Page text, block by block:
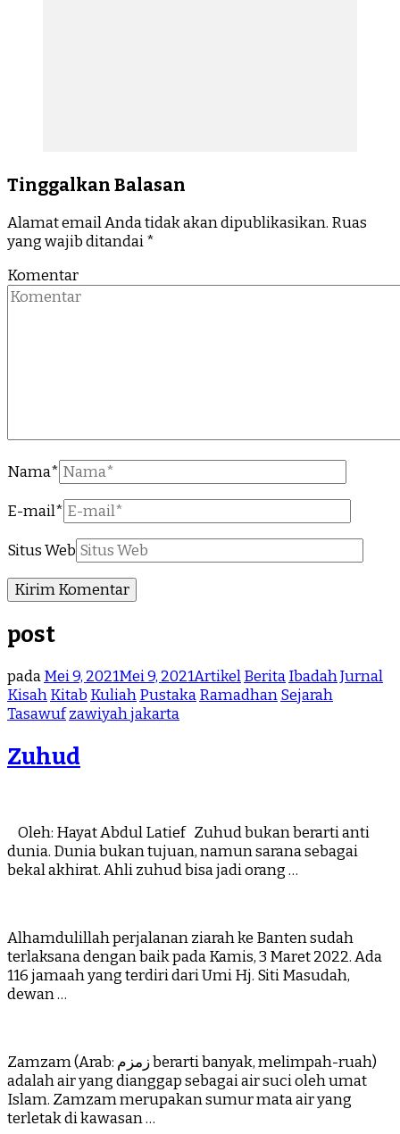
Tinggalkan Balasan
Alamat email Anda tidak akan dipublikasikan. Ruas
yang wajib ditandai*
Komentar
Nama*
E-mail*
Situs Web
post
padaMei 9, 2021Mei 9, 2021ArtikelBeritaIbadahJurnal
KisahKitab KuliahPustakaRamadhanSejarah
Tasawufzawiyah jakarta
Zuhud
Oleh: Hayat Abdul Latief Zuhud bukan berarti anti
dunia. Dunia bukan tujuan, namun sarana sebagai
bekal akhirat. Ahli zuhud bisa jadi orang …
Alhamdulillah perjalanan ziarah ke Banten sudah
terlaksana dengan baik pada Kamis, 3 Maret 2022. Ada
116 jamaah yang terdiri dari Umi Hj. Siti Masudah,
dewan …
Zamzam (Arab: زمزم‎ berarti banyak, melimpah-ruah)
adalah air yang dianggap sebagai air suci oleh umat
Islam. Zamzam merupakan sumur mata air yang
terletak di kawasan …